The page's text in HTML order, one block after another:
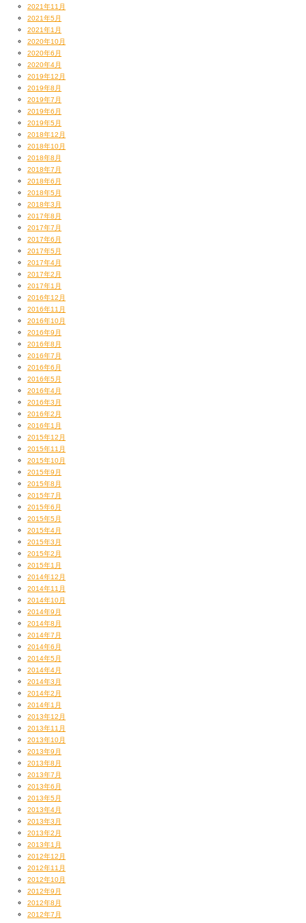
2021年11月
2021年5月
2021年1月
2020年10月
2020年6月
2020年4月
2019年12月
2019年8月
2019年7月
2019年6月
2019年5月
2018年12月
2018年10月
2018年8月
2018年7月
2018年6月
2018年5月
2018年3月
2017年8月
2017年7月
2017年6月
2017年5月
2017年4月
2017年2月
2017年1月
2016年12月
2016年11月
2016年10月
2016年9月
2016年8月
2016年7月
2016年6月
2016年5月
2016年4月
2016年3月
2016年2月
2016年1月
2015年12月
2015年11月
2015年10月
2015年9月
2015年8月
2015年7月
2015年6月
2015年5月
2015年4月
2015年3月
2015年2月
2015年1月
2014年12月
2014年11月
2014年10月
2014年9月
2014年8月
2014年7月
2014年6月
2014年5月
2014年4月
2014年3月
2014年2月
2014年1月
2013年12月
2013年11月
2013年10月
2013年9月
2013年8月
2013年7月
2013年6月
2013年5月
2013年4月
2013年3月
2013年2月
2013年1月
2012年12月
2012年11月
2012年10月
2012年9月
2012年8月
2012年7月